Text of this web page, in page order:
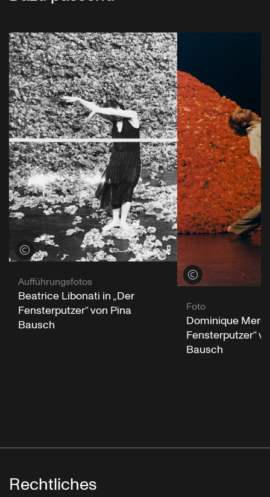
Credits öffnen
Aufführungsfotos
Beatrice Libonati in „Der
Fensterputzer“ von Pina
Bausch
Credits öffnen
Foto
Dominique
Fensterputzer“
Bausch
Rechtliches